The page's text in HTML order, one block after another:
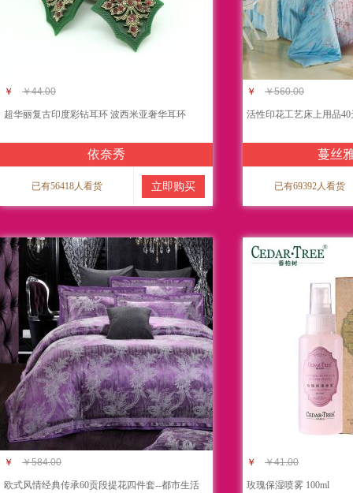
￥ ￥44.00
超华丽复古印度彩钻耳环 波西米亚奢华耳环
依奈秀
已有56418人看货 立即购买
￥ ￥560.00
活性印花工艺床上用品
蔓丝
已有69392人看货
￥ ￥584.00
欧式风情经典传承60贡段提花四件套--都市生活
￥ ￥41.00
玫瑰保湿喷雾 100ml